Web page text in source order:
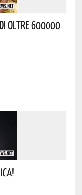
Oltre 600000